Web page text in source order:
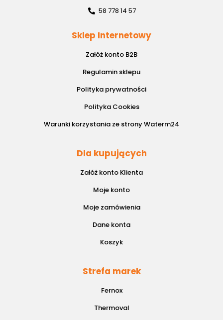
58 778 14 57
Sklep Internetowy
Załóż konto B2B
Regulamin sklepu
Polityka prywatności
Polityka Cookies
Warunki korzystania ze strony Waterm24
Dla kupujących
Załóż konto Klienta
Moje konto
Moje zamówienia
Dane konta
Koszyk
Strefa marek
Fernox
Thermoval